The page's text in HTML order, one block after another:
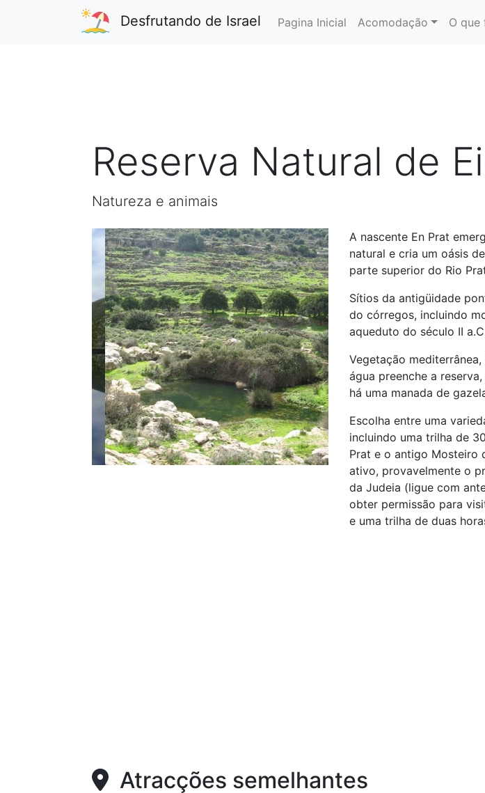
Desfrutando de Israel Pagina Inicial Acomodação O que
Reserva Natural de
Natureza e animais
A nascente En Prat
natural e cria um oásis
parte superior do Rio
Sítios da antigüidade
do córregos, incluindo
aqueduto do século II
Vegetação
água preenche a
há uma manada de
Escolha entre uma
incluindo uma trilha de
Prat e o antigo Mosteiro
ativo, provavelmente o
da Judeia (ligue com
obter permissão para
e uma trilha de duas
Atracções semelhantes